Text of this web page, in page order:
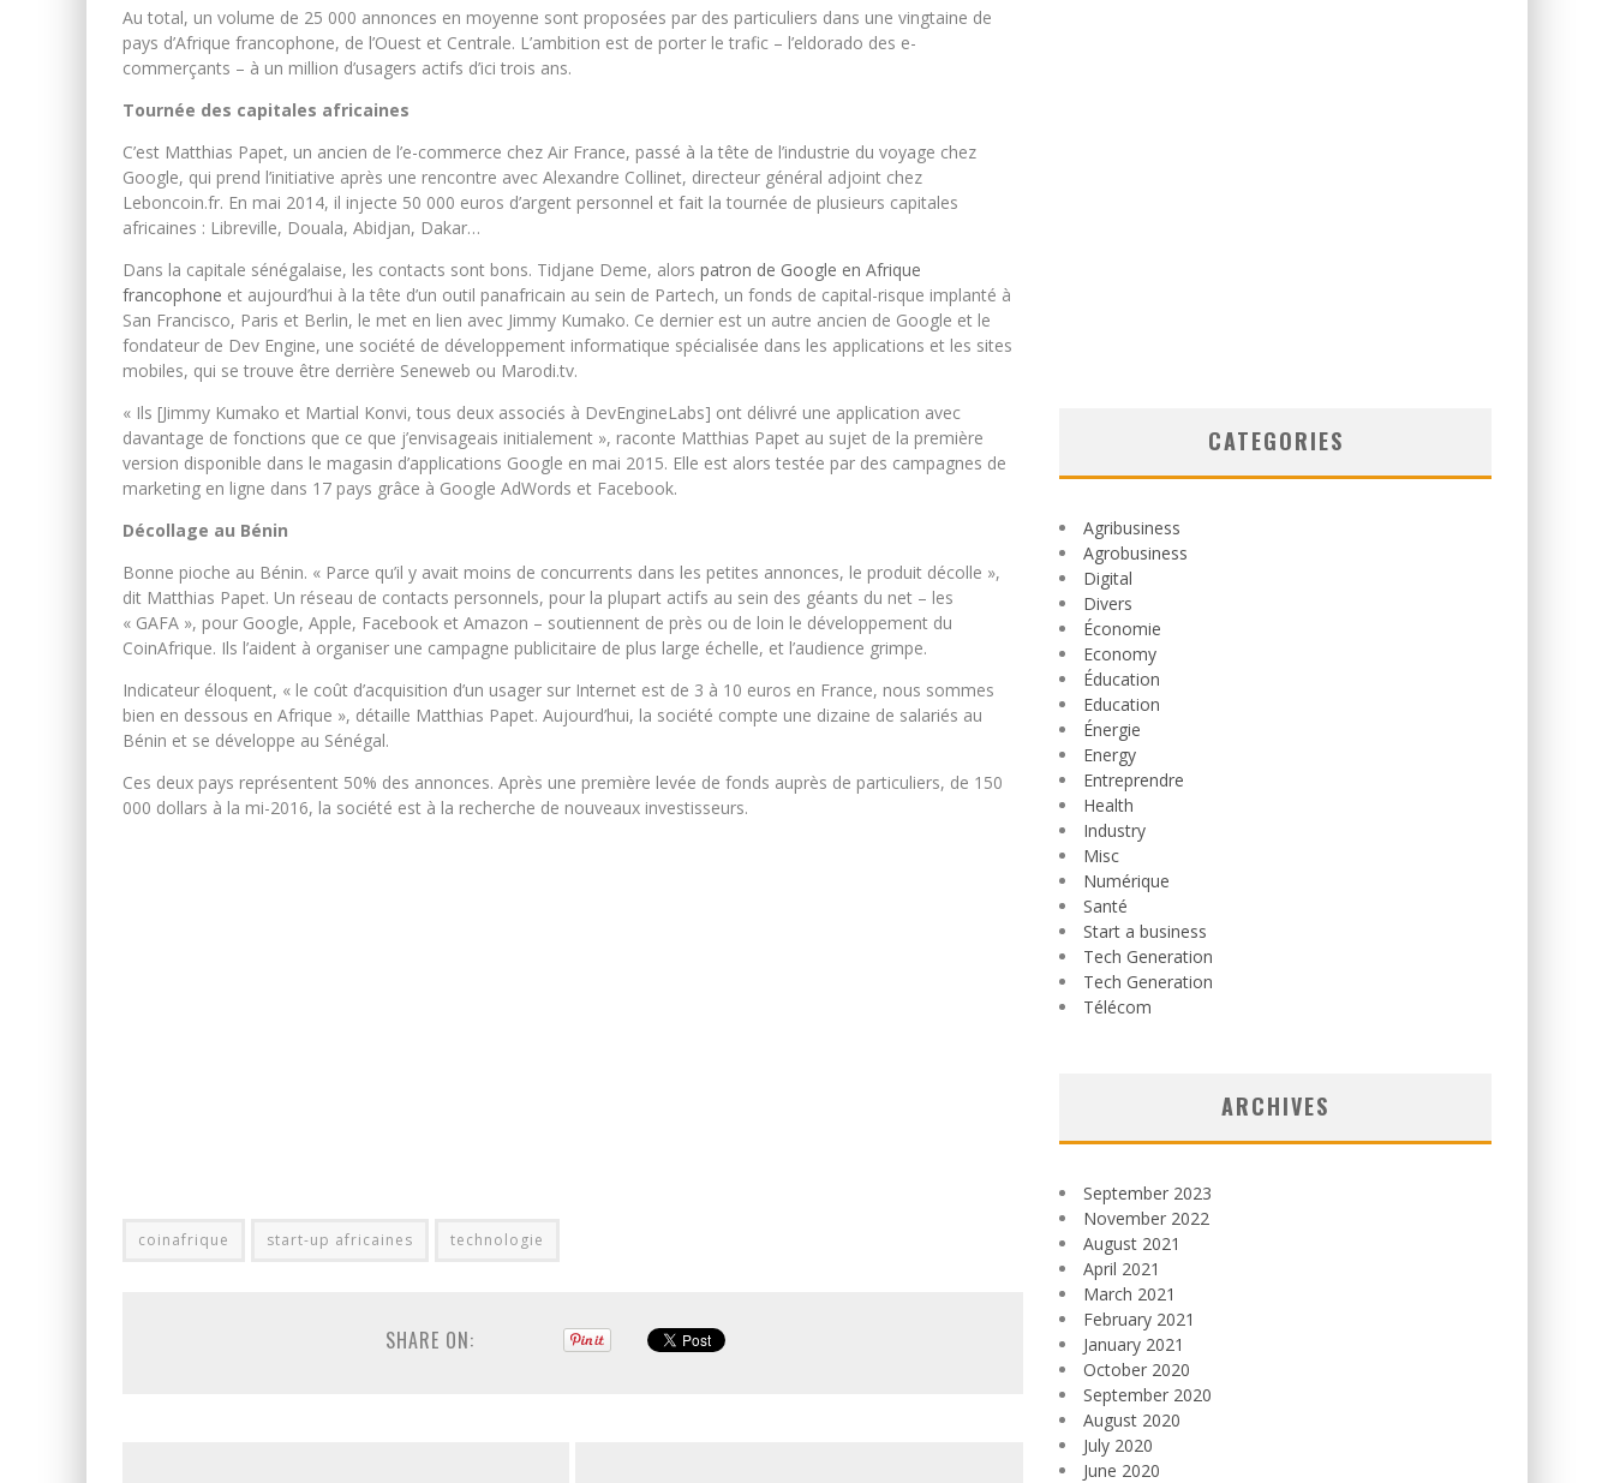
Au total, un volume de 25 000 annonces en moyenne sont proposées par des particuliers dans une vingtaine de
pays d’Afrique francophone, de l’Ouest et Centrale. L’ambition est de porter le trafic – l’eldorado des e-
commerçants – à un million d’usagers actifs d’ici trois ans.
Tournée des capitales africaines
C’est Matthias Papet, un ancien de l’e-commerce chez Air France, passé à la tête de l’industrie du voyage chez
Google, qui prend l’initiative après une rencontre avec Alexandre Collinet, directeur général adjoint chez
Leboncoin.fr. En mai 2014, il injecte 50 000 euros d’argent personnel et fait la tournée de plusieurs capitales
africaines : Libreville, Douala, Abidjan, Dakar…
Dans la capitale sénégalaise, les contacts sont bons. Tidjane Deme, alors patron de Google en Afrique
francophone et aujourd’hui à la tête d’un outil panafricain au sein de Partech, un fonds de capital-risque implanté à
San Francisco, Paris et Berlin, le met en lien avec Jimmy Kumako. Ce dernier est un autre ancien de Google et le
fondateur de Dev Engine, une société de développement informatique spécialisée dans les applications et les sites
mobiles, qui se trouve être derrière Seneweb ou Marodi.tv.
« Ils [Jimmy Kumako et Martial Konvi, tous deux associés à DevEngineLabs] ont délivré une application avec
davantage de fonctions que ce que j’envisageais initialement », raconte Matthias Papet au sujet de la première
version disponible dans le magasin d’applications Google en mai 2015. Elle est alors testée par des campagnes de
marketing en ligne dans 17 pays grâce à Google AdWords et Facebook.
Décollage au Bénin
Bonne pioche au Bénin. « Parce qu’il y avait moins de concurrents dans les petites annonces, le produit décolle »,
dit Matthias Papet. Un réseau de contacts personnels, pour la plupart actifs au sein des géants du net – les
« GAFA », pour Google, Apple, Facebook et Amazon – soutiennent de près ou de loin le développement du
CoinAfrique. Ils l’aident à organiser une campagne publicitaire de plus large échelle, et l’audience grimpe.
Indicateur éloquent, « le coût d’acquisition d’un usager sur Internet est de 3 à 10 euros en France, nous sommes
bien en dessous en Afrique », détaille Matthias Papet. Aujourd’hui, la société compte une dizaine de salariés au
Bénin et se développe au Sénégal.
Ces deux pays représentent 50% des annonces. Après une première levée de fonds auprès de particuliers, de 150
000 dollars à la mi-2016, la société est à la recherche de nouveaux investisseurs.
coinafrique start-up africaines technologie
SHARE ON:
CATEGORIES
Agribusiness
Agrobusiness
Digital
Divers
Économie
Economy
Éducation
Education
Énergie
Energy
Entreprendre
Health
Industry
Misc
Numérique
Santé
Start a business
Tech Generation
Tech Generation
Télécom
ARCHIVES
September 2023
November 2022
August 2021
April 2021
March 2021
February 2021
January 2021
October 2020
September 2020
August 2020
July 2020
June 2020